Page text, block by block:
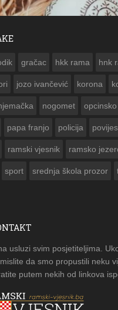
gračac hkk rama hnk
jozo ivančević korona
nogomet
papa franjo policija
ramski vjesnik ramsko
sport srednja škola prozor
usluzi svim posjetiteljima.
da smo propustili neku
putem nekih od linkova